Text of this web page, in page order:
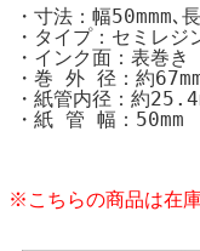
・寸法：幅50mmm､
・タイプ：セミレジ
・インク面：表巻き
・巻 外 径：約
・紙管内径：約
・紙 管 幅：50mm
※こちらの商品は在